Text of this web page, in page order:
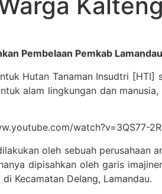
Pembelaan Pemkab
Hutan Tanaman Insudtri
alam lingkungan dan
watch?v=3QS77-
oleh sebuah perusahaan
dipisahkan oleh garis
Kecamatan Delang, Lamandau.